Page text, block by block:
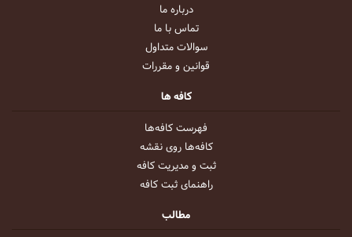
درباره ما
تماس با ما
سوالات متداول
قوانین و مقررات
کافه ها
فهرست کافه‌ها
کافه‌ها روی نقشه
ثبت و مدیریت کافه
راهنمای ثبت کافه
مطالب